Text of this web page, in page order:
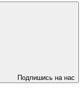
Подпишись на нас